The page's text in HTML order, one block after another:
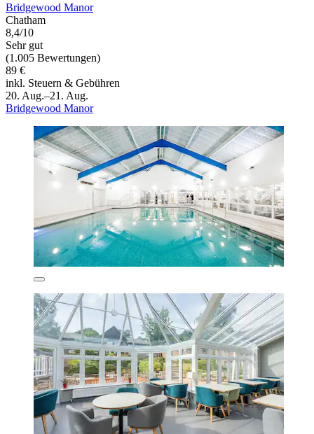
Bridgewood Manor
Chatham
8,4/10
Sehr gut
(1.005 Bewertungen)
89 €
inkl. Steuern & Gebühren
20. Aug.–21. Aug.
Bridgewood Manor